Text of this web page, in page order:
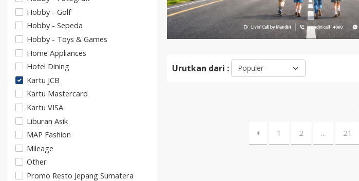
Hobby - Golf
Hobby - Sepeda
Hobby - Toys & Games
Home Appliances
Hotel Dining
Kartu JCB
Kartu Mastercard
Kartu VISA
Liburan Asik
MAP Fashion
Mileage
Other
Promo Resto Jepang Sumatera
Urutkan dari :
1 2 ... 21